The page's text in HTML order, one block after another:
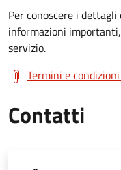
Per conoscere i
informazioni
servizio.
Termini e
Contatti